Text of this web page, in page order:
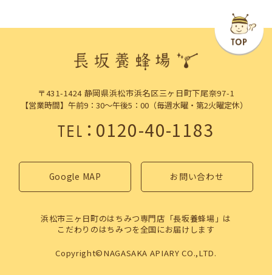
〒431-1424 静岡県浜松市浜名区三ヶ日町下尾奈97-1
【営業時間】午前9：30～午後5：00（毎週水曜・第2火曜定休）
TEL：0120-40-1183
Google MAP お問い合わせ
浜松市三ヶ日町のはちみつ専門店「長坂養蜂場」は
こだわりのはちみつを全国にお届けします
Copyright©NAGASAKA APIARY CO.,LTD.